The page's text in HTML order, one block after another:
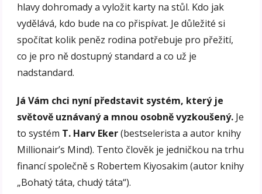
hlavy dohromady a vyložit karty na stůl. Kdo jak
vydělává, kdo bude na co přispívat. Je důležité si
spočítat kolik peněz rodina potřebuje pro přežití,
co je pro ně dostupný standard a co už je
nadstandard.
Já Vám chci nyní představit systém, který je
světově uznávaný a mnou osobně vyzkoušený. Je
to systém T. Harv Eker(bestselerista a autor knihy
Millionair’s Mind). Tento člověk je jedničkou na trhu
financí společně s Robertem Kiyosakim (autor knihy
„Bohatý táta, chudý táta“).